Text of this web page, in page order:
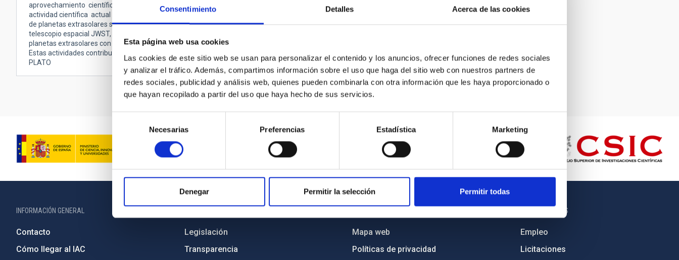
Consentimiento Detalles Acerca de las cookies
Esta página web usa cookies
Las cookies de este sitio web se usan para personalizar el contenido y los anuncios, ofrecer funciones de redes sociales
y analizar el tráfico. Además, compartimos información sobre el uso que haga del sitio web con nuestros partners de
redes sociales, publicidad y análisis web, quienes pueden combinarla con otra información que les haya proporcionado o
que hayan recopilado a partir del uso que haya hecho de sus servicios.
consentimiento
Necesarias Preferencias Estadística Marketing
Denegar Permitir la selección Permitir todas
aprovechamiento científico de la misión Kepler/K2 mediante observaciones de seguimiento de candidatos a planetas es una
actividad científica actual a la cual contribuyamos en el consorcio líder KESPRINT. La caracterización detallada de la atmosfera
de planetas extrasolares se perseguirá con una contribución importante en una propuesta para el Early Release Science del
telescopio espacial JWST, lo cual será seguido con propuestas al tiempo regular del JWST, enfocada en la observación de
planetas extrasolares con comportamiento irregular.
Estas actividades contribuyen a prepararse para observaciones añadirán valor científico a los descubrimientos hechos por la
PLATO
INFORMACIÓN GENERAL
Contacto
Cómo llegar al IAC
Legislación
Transparencia
Mapa web
Políticas de privacidad
OTROS ENLACES
Empleo
Licitaciones